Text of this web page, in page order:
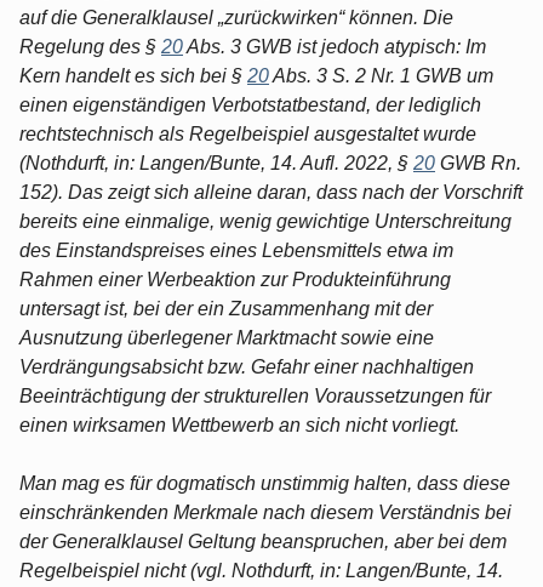
auf die Generalklausel „zurückwirken“ können. Die
Regelung des § 20Abs. 3 GWB ist jedoch atypisch: Im
Kern handelt es sich bei § 20Abs. 3 S. 2 Nr. 1 GWB um
einen eigenständigen Verbotstatbestand, der lediglich
rechtstechnisch als Regelbeispiel ausgestaltet wurde
(Nothdurft, in: Langen/Bunte, 14. Aufl. 2022, § 20 GWB Rn.
152). Das zeigt sich alleine daran, dass nach der Vorschrift
bereits eine einmalige, wenig gewichtige Unterschreitung
des Einstandspreises eines Lebensmittels etwa im
Rahmen einer Werbeaktion zur Produkteinführung
untersagt ist, bei der ein Zusammenhang mit der
Ausnutzung überlegener Marktmacht sowie eine
Verdrängungsabsicht bzw. Gefahr einer nachhaltigen
Beeinträchtigung der strukturellen Voraussetzungen für
einen wirksamen Wettbewerb an sich nicht vorliegt.
Man mag es für dogmatisch unstimmig halten, dass diese
einschränkenden Merkmale nach diesem Verständnis bei
der Generalklausel Geltung beanspruchen, aber bei dem
Regelbeispiel nicht (vgl. Nothdurft, in: Langen/Bunte, 14.